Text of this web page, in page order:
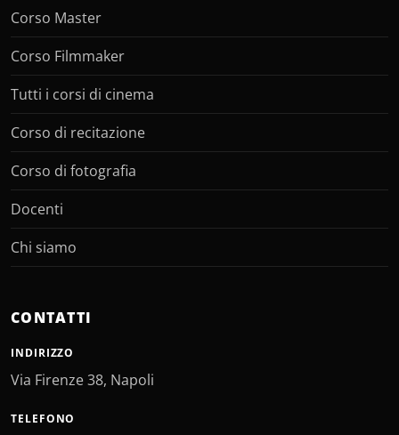
Corso Master
Corso Filmmaker
Tutti i corsi di cinema
Corso di recitazione
Corso di fotografia
Docenti
Chi siamo
CONTATTI
INDIRIZZO
Via Firenze 38, Napoli
TELEFONO